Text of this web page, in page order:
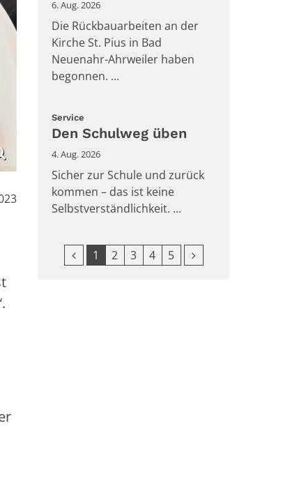
6. Aug. 2026
Die Rückbauarbeiten an der
Kirche St. Pius in Bad
Neuenahr-Ahrweiler haben
begonnen. ...
Service
Den Schulweg üben
4. Aug. 2026
Sicher zur Schule und zurück
kommen – das ist keine
Selbstverständlichkeit. ...
Vorherige Seite
1 2 3 4 5 Nächste Seite